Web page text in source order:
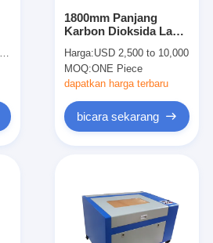
1800mm Panjang
Karbon Dioksida Laser
Laser Cutting Machine
Harga:USD 2,500 to 10,000
MOQ:ONE Piece
dapatkan harga terbaru
bicara sekarang